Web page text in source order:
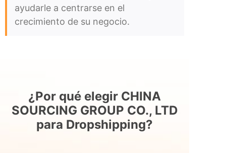
ayudarle a centrarse en el
crecimiento de su negocio.
¿Por qué elegir CHINA
SOURCING GROUP CO., LTD
para Dropshipping?